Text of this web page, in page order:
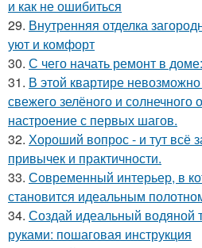
и как не ошибиться
29. Внутренняя отделка
уют и комфорт
30. С чего начать ремонт в
31. В этой квартире невозможно
свежего зелёного и солнечного
настроение с первых шагов.
32. Хороший вопрос - и тут всё
привычек и практичности.
33. Современный интерьер, в
становится идеальным
34. Создай идеальный водяной
руками: пошаговая инструкция